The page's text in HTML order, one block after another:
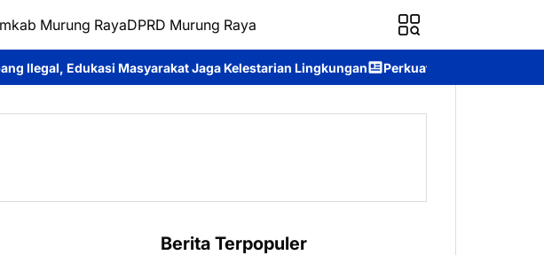
Murung RayaDPRD Murung Raya
Jaga Kelestarian Lingkungan Perkuat Mental Spiritual Personel, Polda Kalteng
Berita Terpopuler